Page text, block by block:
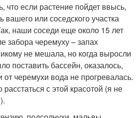
что если растение пойдет ввысь,
вашего или соседского участка
наши соседи еще около 15 лет
забора черемуху – запах
не мешала, но когда выросли
поставить бассейн, оказалось,
черемухи вода не прогревалась.
с этой красотой (я не